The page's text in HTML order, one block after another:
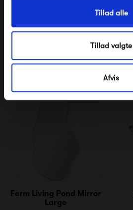
Tillad alle
Tillad valgte
Afvis
425,00 kr
Ferm Living Pond Mirror
Large